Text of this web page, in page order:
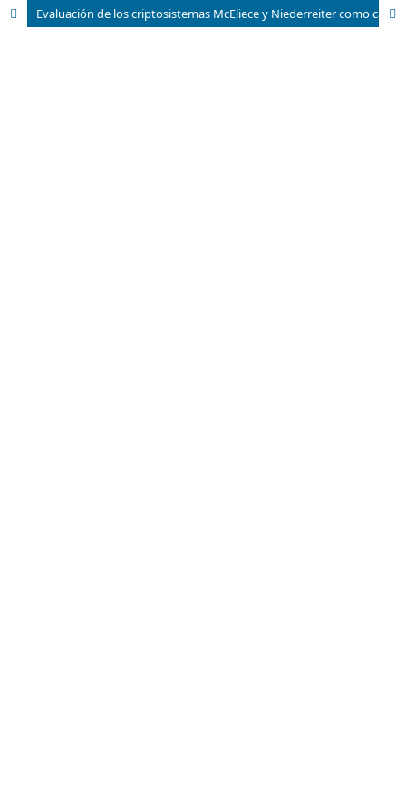
Evaluación de los criptosistemas McEliece y Niederreiter como candidatos post-cuánticos